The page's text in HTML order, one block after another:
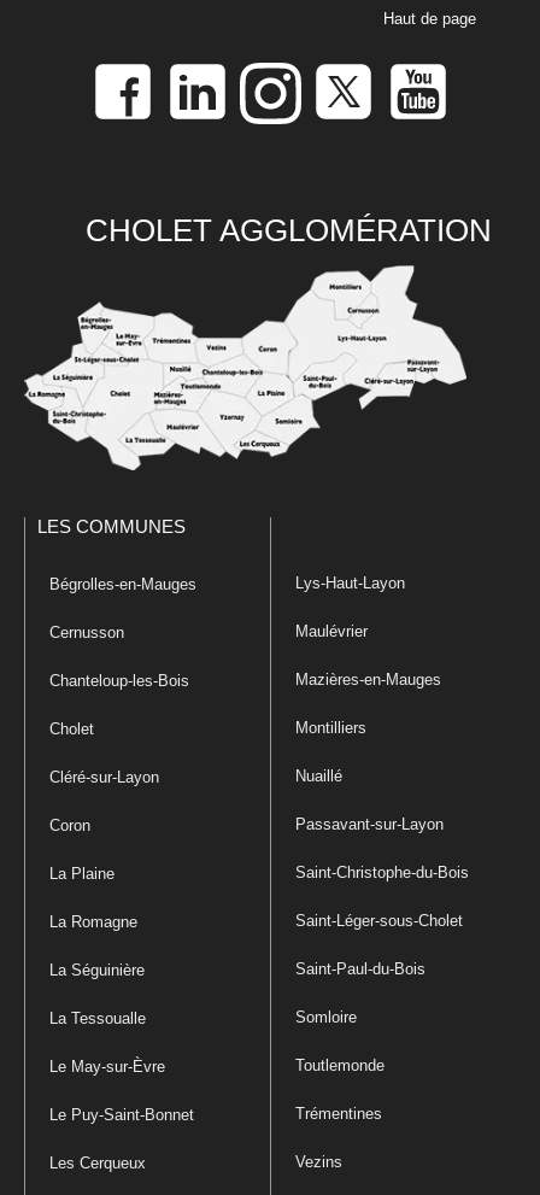
Haut de page
CHOLET AGGLOMÉRATION
LES COMMUNES
Bégrolles-en-Mauges
Cernusson
Chanteloup-les-Bois
Cholet
Cléré-sur-Layon
Coron
La Plaine
La Romagne
La Séguinière
La Tessoualle
Le May-sur-Èvre
Le Puy-Saint-Bonnet
Les Cerqueux
Lys-Haut-Layon
Maulévrier
Mazières-en-Mauges
Montilliers
Nuaillé
Passavant-sur-Layon
Saint-Christophe-du-Bois
Saint-Léger-sous-Cholet
Saint-Paul-du-Bois
Somloire
Toutlemonde
Trémentines
Vezins